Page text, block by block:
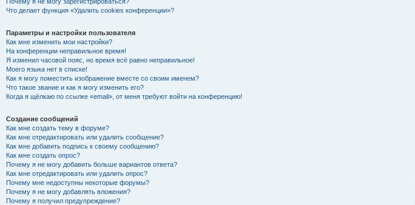
Что делает функция «Удалить cookies конференции»?
Параметры и настройки пользователя
Как мне изменить мои настройки?
На конференции неправильное время!
Я изменил часовой пояс, но время всё равно неправильное!
Моего языка нет в списке!
Как я могу поместить изображение вместе со своим именем?
Что такое звание и как я могу изменить его?
Когда я щёлкаю по ссылке «email», от меня требуют войти на конференцию!
Создание сообщений
Как мне создать тему в форуме?
Как мне отредактировать или удалить сообщение?
Как мне добавить подпись к своему сообщению?
Как мне создать опрос?
Почему я не могу добавить больше вариантов ответа?
Как мне отредактировать или удалить опрос?
Почему мне недоступны некоторые форумы?
Почему я не могу добавлять вложения?
Почему я получил предупреждение?